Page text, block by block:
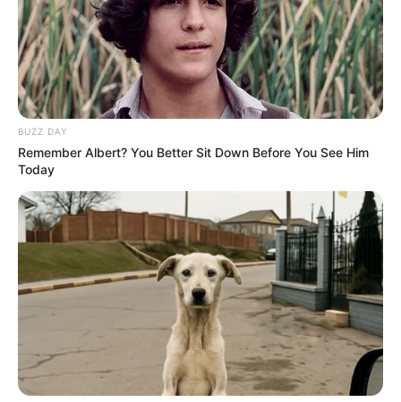
BUZZ DAY
Remember Albert? You Better Sit Down Before You See Him
Today